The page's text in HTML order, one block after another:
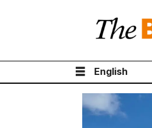
English